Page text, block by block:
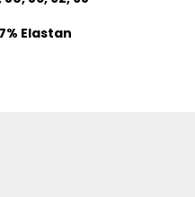
Elastan